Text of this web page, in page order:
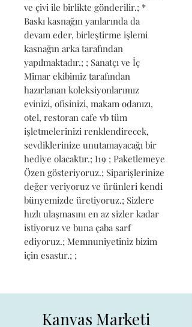
ve çivi ile birlikte gönderilir.; *
Baskı kasnağın yanlarında da
devam eder, birleştirme işlemi
kasnağın arka tarafından
yapılmaktadır.; ; Sanatçı ve İç
Mimar ekibimiz tarafından
hazırlanan koleksiyonlarımız
evinizi, ofisinizi, makam odanızı,
otel, restoran cafe vb tüm
işletmelerinizi renklendirecek,
sevdiklerinize unutamayacağı bir
hediye olacaktır.; I19 ; Paketlemeye
Özen gösteriyoruz.; Siparişlerinize
değer veriyoruz ve ürünleri kendi
bünyemizde üretiyoruz.; Sizlere
hızlı ulaşmasını en az sizler kadar
istiyoruz ve buna çaba sarf
ediyoruz.; Memnuniyetiniz bizim
için esastır.; ;
Kanvas Marketi